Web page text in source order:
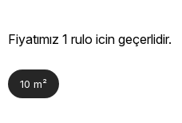
Fiyatımız 1 rulo icin geçerlidir.
10 m²